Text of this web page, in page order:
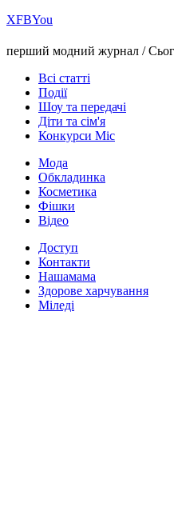
ХFBYou
перший модний журнал /
Всі статті
Події
Шоу та передачі
Діти та сім'я
Конкурси Міс
Мода
Обкладинка
Косметика
Фішки
Відео
Доступ
Контакти
Нашамама
Здорове харчування
Міледі